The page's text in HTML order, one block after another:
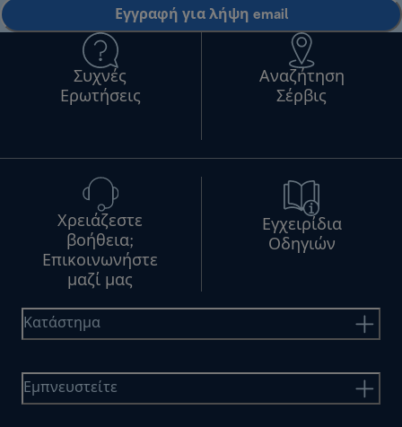
Εγγραφή για λήψη email
Συχνές
Ερωτήσεις
Αναζήτηση
Σέρβις
Χρειάζεστε
βοήθεια;
Επικοινωνήστε
μαζί μας
Εγχειρίδια
Οδηγιών
Κατάστημα
Εμπνευστείτε